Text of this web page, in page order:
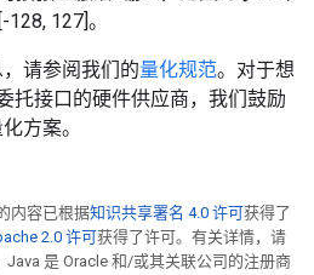
127]。
请参阅我们的量化规范。对于想
托接口的硬件供应商，我们鼓励
方案。
内容已根据知识共享署名 4.0 许可获得了
2.0 许可获得了许可。有关详情，请
Java 是 Oracle 和/或其关联公司的注册商